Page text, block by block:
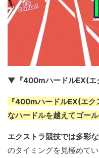
▼『400mハードルEX(エ
『400mハードルEX(エ
なハードルを越えてゴー
エクストラ競技では多彩
のタイミングを見極めてい